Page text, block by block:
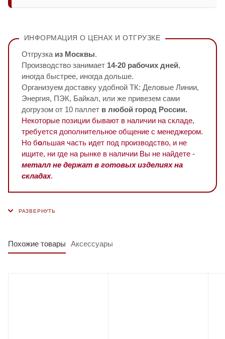
ИНФОРМАЦИЯ О ЦЕНАХ И ОТГРУЗКЕ
Отгрузка из Москвы.
Производство занимает 14-20 рабочих дней,
иногда быстрее, иногда дольше.
Организуем доставку удобной ТК: Деловые Линии,
Энергия, ПЭК, Байкал, или же привезем сами
догрузом от 10 паллет в любой город России.
Некоторые позиции бывают в наличии на складе,
требуется дополнительное общение с менеджером.
Но большая часть идет под производство, и не
ищите, ни где на рынке в наличии Вы не найдете -
металл не держат в готовых изделиях на
складах.
Похожие товары Аксессуары